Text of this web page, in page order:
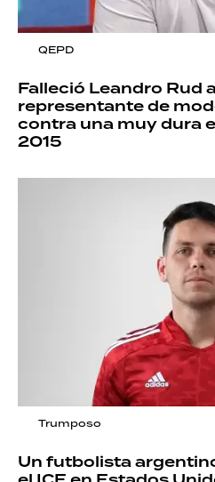
QEPD
Falleció Leandro Rud
representante de
contra una muy dura
2015
Trumposo
Un futbolista